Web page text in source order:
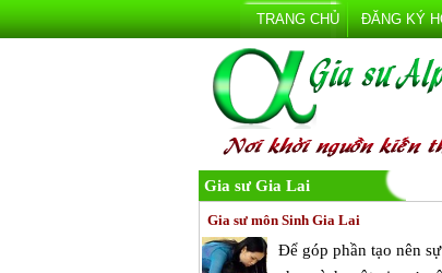
TRANG CHỦ ĐĂNG KÝ
Gia sư Gia Lai
Gia sư môn Sinh Gia Lai
Để góp phần tạo nên